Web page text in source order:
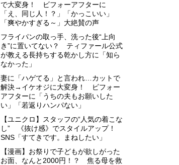
で大変身！ ビフォーアフターに
「え、同じ人！？」「かっこいい」
「爽やかすぎる～」大絶賛の声
フライパンの取っ手、洗った後“上向
き”に置いてない？ ティファール公式
が教える長持ちする乾かし方に「知ら
なかった」
妻に「ハゲてる」と言われ…カットで
解決→イケオジに大変身！ ビフォー
アフターに「うちの夫もお願いした
い」「若返りハンパない」
【ユニクロ】スタッフの“人気の着こな
し” 《抜け感》でスタイルアップ！
SNS「すてきです。まねしたい」
【漫画】お祭りで子どもが欲しがった
お面、なんと2000円！？ 焦る母を救